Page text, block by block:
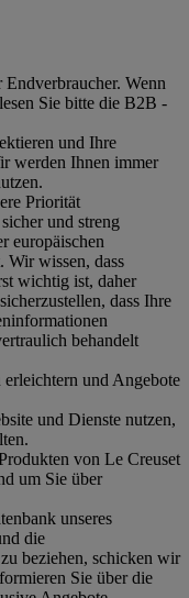
Wenn
Sie bitte die B2B -
und Ihre
werden Ihnen immer
Priorität
und streng
europäischen
Wir wissen, dass
wichtig ist, daher
dass Ihre
behandelt
und Angebote
und Dienste nutzen,
von Le Creuset
um Sie über
unseres
die
beziehen, schicken wir
Sie über die